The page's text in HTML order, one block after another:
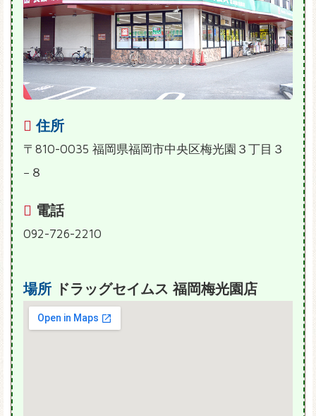
住所
〒810-0035 福岡県福岡市中央区梅光園３丁目３
−８
電話
092-726-2210
場所 ドラッグセイムス 福岡梅光園店